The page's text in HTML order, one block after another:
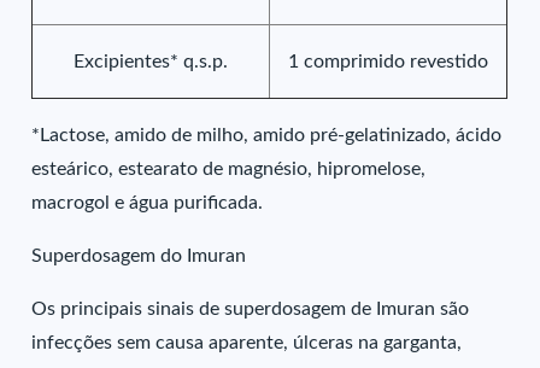
Excipientes* q.s.p. 1 comprimido revestido
*Lactose, amido de milho, amido pré-gelatinizado, ácido
esteárico, estearato de magnésio, hipromelose,
macrogol e água purificada.
Superdosagem do Imuran
Os principais sinais de superdosagem de Imuran são
infecções sem causa aparente, úlceras na garganta,